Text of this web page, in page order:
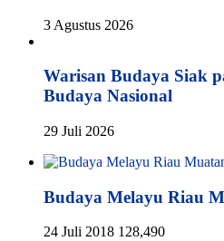
3 Agustus 2026
Warisan Budaya Siak
Budaya Nasional
29 Juli 2026
Budaya Melayu Riau
24 Juli 2018 128,490